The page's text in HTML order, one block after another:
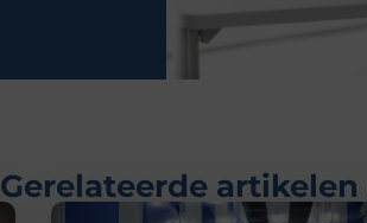
Gerelateerde artikelen